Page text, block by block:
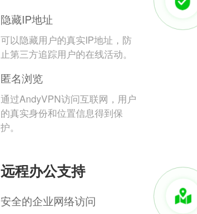
隐藏IP地址
可以隐藏用户的真实IP地址，防
止第三方追踪用户的在线活动。
匿名浏览
通过AndyVPN访问互联网，用户
的真实身份和位置信息得到保
护。
远程办公支持
安全的企业网络访问